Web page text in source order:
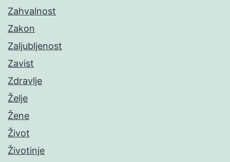
Zahvalnost
Zakon
Zaljubljenost
Zavist
Zdravlje
Želje
Žene
Život
Životinje